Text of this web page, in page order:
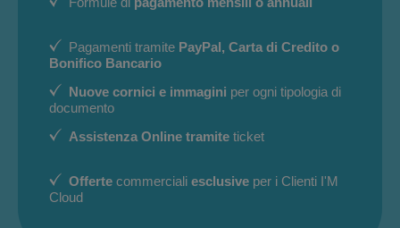
Pagamenti tramite PayPal, Carta di Credito o
Bonifico Bancario
Nuove cornici e immagini per ogni tipologia di
documento
Assistenza Online tramite ticket
Offerte commercialiesclusive per i Clienti I'M
Cloud